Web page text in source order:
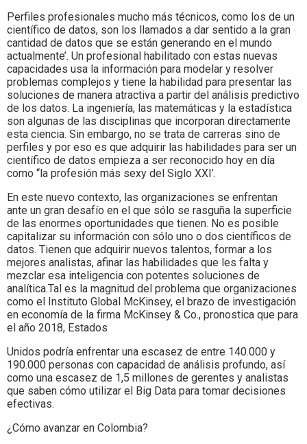
Perfiles profesionales mucho más técnicos, como los de un
científico de datos, son los llamados a dar sentido a la gran
cantidad de datos que se están generando en el mundo
actualmente’. Un profesional habilitado con estas nuevas
capacidades usa la información para modelar y resolver
problemas complejos y tiene la habilidad para presentar las
soluciones de manera atractiva a partir del análisis predictivo
de los datos. La ingeniería, las matemáticas y la estadística
son algunas de las disciplinas que incorporan directamente
esta ciencia. Sin embargo, no se trata de carreras sino de
perfiles y por eso es que adquirir las habilidades para ser un
científico de datos empieza a ser reconocido hoy en día
como “la profesión más sexy del Siglo XXI’.
En este nuevo contexto, las organizaciones se enfrentan
ante un gran desafío en el que sólo se rasguña la superficie
de las enormes oportunidades que tienen. No es posible
capitalizar su información con sólo uno o dos científicos de
datos. Tienen que adquirir nuevos talentos, formar a los
mejores analistas, afinar las habilidades que les falta y
mezclar esa inteligencia con potentes soluciones de
analítica.Tal es la magnitud del problema que organizaciones
como el Instituto Global McKinsey, el brazo de investigación
en economía de la firma McKinsey & Co., pronostica que para
el año 2018, Estados
Unidos podría enfrentar una escasez de entre 140.000 y
190.000 personas con capacidad de análisis profundo, así
como una escasez de 1,5 millones de gerentes y analistas
que saben cómo utilizar el Big Data para tomar decisiones
efectivas.
¿Cómo avanzar en Colombia?